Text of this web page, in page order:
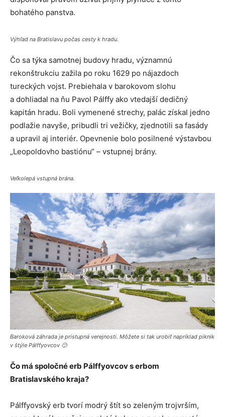
bohatého panstva.
Výhľad na Bratislavu počas cesty k hradu.
Čo sa týka samotnej budovy hradu, významnú
rekonštrukciu zažila po roku 1629 po nájazdoch
tureckých vojst. Prebiehala v barokovom slohu
a dohliadal na ňu Pavol Pálffy ako vtedajší dedičný
kapitán hradu. Boli vymenené strechy, palác získal jedno
podlažie navyše, pribudli tri vežičky, zjednotili sa fasády
a upravil aj interiér. Opevnenie bolo posilnené výstavbou
„Leopoldovho bastiónu“ – vstupnej brány.
Veľkolepá vstupná brána.
Baroková záhrada je prístupná verejnosti. Môžete si tak urobiť napríklad piknik
v štýle Pálffyovcov 🙂
Čo má spoločné erb Pálffyovcov s erbom
Bratislavského kraja?
Pálffyovský erb tvorí modrý štít so zeleným trojvrším,